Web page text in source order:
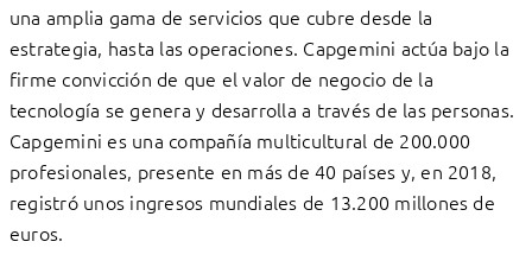
una amplia gama de servicios que cubre desde la
estrategia, hasta las operaciones. Capgemini actúa bajo la
firme convicción de que el valor de negocio de la
tecnología se genera y desarrolla a través de las personas.
Capgemini es una compañía multicultural de 200.000
profesionales, presente en más de 40 países y, en 2018,
registró unos ingresos mundiales de 13.200 millones de
euros.